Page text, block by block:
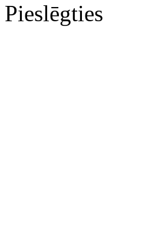
Pieslēgties